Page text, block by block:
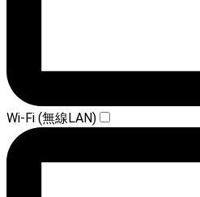
Wi-Fi (無線LAN)